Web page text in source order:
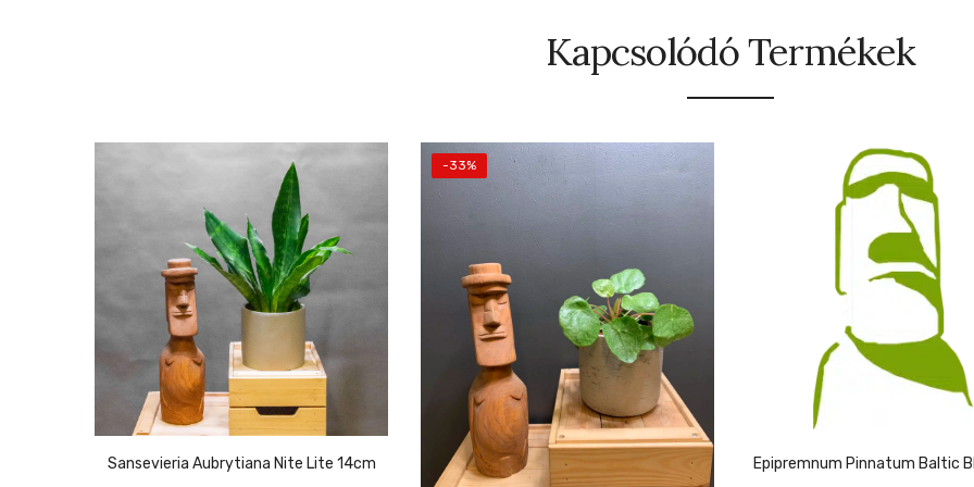
Kapcsolódó Termékek
Sansevieria Aubrytiana Nite Lite 14cm
-33%
Epipremnum Pinnatum Baltic